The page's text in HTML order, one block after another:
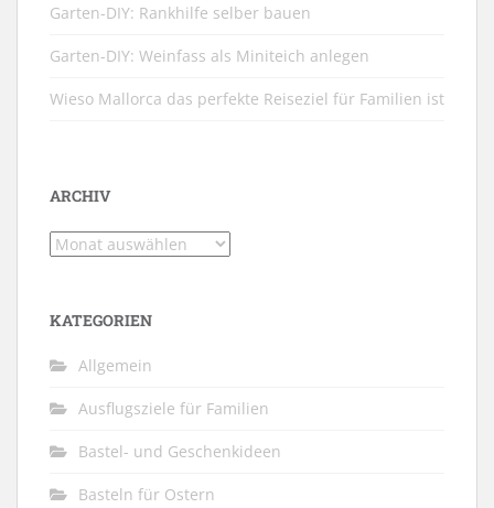
Garten-DIY: Rankhilfe selber bauen
Garten-DIY: Weinfass als Miniteich anlegen
Wieso Mallorca das perfekte Reiseziel für Familien ist
ARCHIV
Archiv
KATEGORIEN
Allgemein
Ausflugsziele für Familien
Bastel- und Geschenkideen
Basteln für Ostern